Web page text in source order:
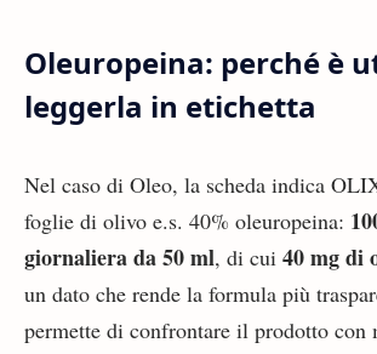
Oleuropeina: perché è
leggerla in etichetta
Nel caso di Oleo, la scheda indica
foglie di olivo e.s. 40% oleuropeina:
giornaliera da 50 ml, di cui 40 mg di
un dato che rende la formula più
permette di confrontare il prodotto con